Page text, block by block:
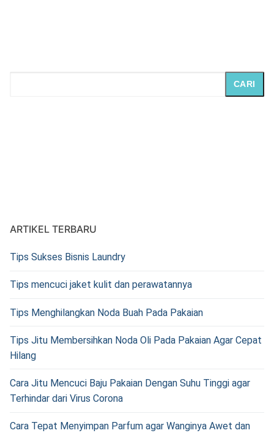
CARI
ARTIKEL TERBARU
Tips Sukses Bisnis Laundry
Tips mencuci jaket kulit dan perawatannya
Tips Menghilangkan Noda Buah Pada Pakaian
Tips Jitu Membersihkan Noda Oli Pada Pakaian Agar Cepat
Hilang
Cara Jitu Mencuci Baju Pakaian Dengan Suhu Tinggi agar
Terhindar dari Virus Corona
Cara Tepat Menyimpan Parfum agar Wanginya Awet dan